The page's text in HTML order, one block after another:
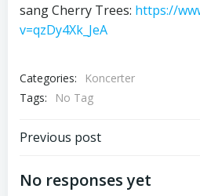
sang Cherry Trees: https://
v=qzDy4Xk_JeA
Categories:
Koncerter
Tags:
No Tag
Post
navigation
Previous post
No responses yet